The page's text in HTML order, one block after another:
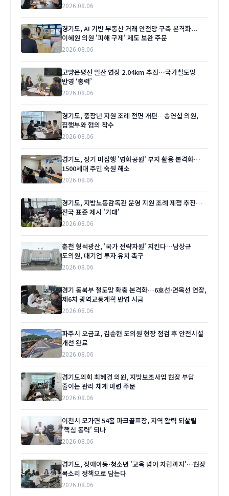
2026.08.06
경기도, AI 기반 부동산 거래 안전망 구축 본격화...
이혜원 의원 '피해 구제' 제도 보완 주문
2026.08.06
고양은평선 일산 연장 2.04km 추진…국가철도망
반영 ‘총력’
2026.08.06
경기도, 중장년 지원 조례 전면 개편…송연섭 의원,
집행부와 협의 착수
2026.08.06
경기도, 장기 미집행 '영화공원' 부지 활용 본격화…
1500세대 주민 숙원 해소
2026.08.06
경기도, 지방노동감독관 운영 지원 조례 제정 추진…
전국 표준 제시 '기대'
2026.08.06
춘천 형석광산, '국가 전략자원' 지킨다…남상규
도의원, 대기업 투자 유치 촉구
2026.08.06
경기 동북부 철도망 확충 본격화…6호선·면목선 연장,
제6차 광역교통계획 반영 시급
2026.08.06
파주시 오금교, 김순현 도의원 현장 점검 후 안전시설
개선 완료
2026.08.06
경기도의회 최혜경 의원, 지방보조사업 현장 부담
줄이는 관리 체계 마련 주문
2026.08.06
이천시 모가면 54홀 파크골프장, 지역 활력 되살릴
'핵심 동력' 되나
2026.08.06
경기도, 장애아동·청소년 '교육 넘어 자립까지'…현장
목소리 정책으로 담는다
2026.08.06